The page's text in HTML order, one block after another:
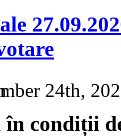
24th,
în condiții